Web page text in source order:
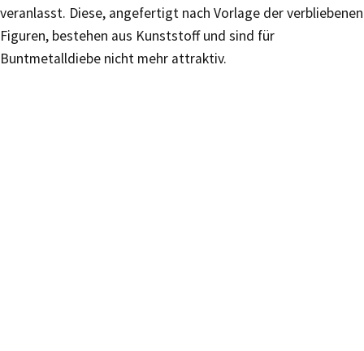
veranlasst. Diese, angefertigt nach Vorlage der verbliebenen
Figuren, bestehen aus Kunststoff und sind für
Buntmetalldiebe nicht mehr attraktiv.